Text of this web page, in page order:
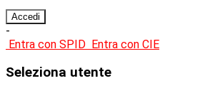
-
Entra con SPID Entra con CIE
Seleziona utente